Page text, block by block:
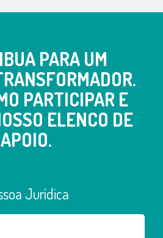
PARA UM
PARTICIPAR E
ELENCO DE
APOIO.
Jurídica